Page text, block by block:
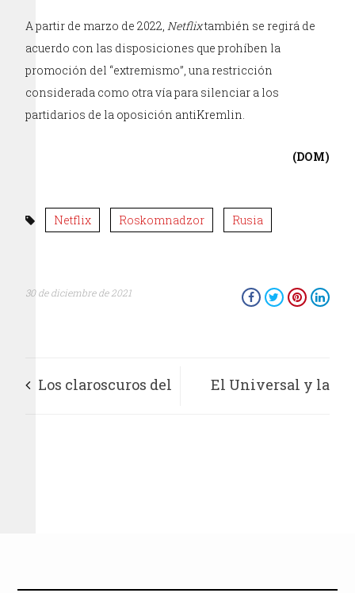
A partir de marzo de 2022, Netflixtambién se regirá de
acuerdo con las disposiciones que prohíben la
promoción del “extremismo”, una restricción
considerada como otra vía para silenciar a los
partidarios de la oposición antiKremlin.
(DOM)
Netflix Roskomnadzor Rusia
30 de diciembre de 2021
Los claroscuros del El Universal y la